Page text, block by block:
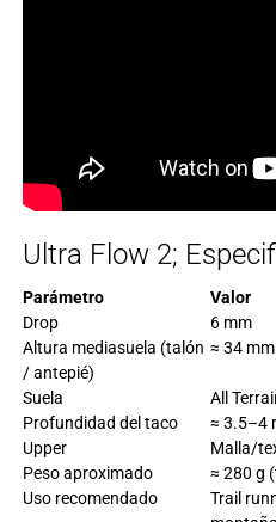
Ultra Flow 2;
Parámetro
Valor
Drop
6 mm
Altura mediasuela (talón
/ antepié)
≈ 34
Suela
All
Profundidad del taco
≈ 3.5–4
Upper
Malla/
Peso aproximado
≈ 280 g
Uso recomendado
Trail